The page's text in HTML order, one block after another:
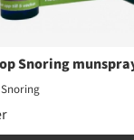
Snoring